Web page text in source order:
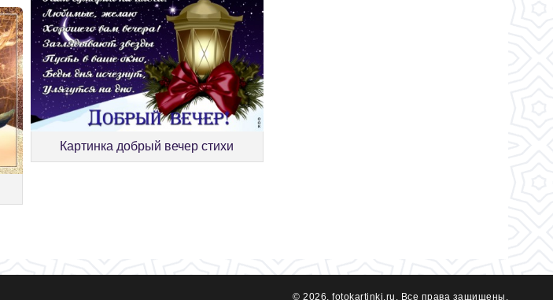
Картинка добрый вечер стихи
© 2026, fotokartinki.ru. Все права защищены.